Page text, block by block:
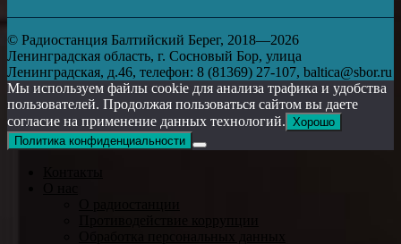
© Радиостанция Балтийский Берег, 2018—2026
Ленинградская область, г. Сосновый Бор, улица
Ленинградская, д.46, телефон: 8 (81369) 27-107, baltica@sbor.ru
Мы используем файлы cookie для анализа трафика и удобства
пользователей. Продолжая пользоваться сайтом вы даете
согласие на применение данных технологий. Хорошо
Политика конфиденциальности